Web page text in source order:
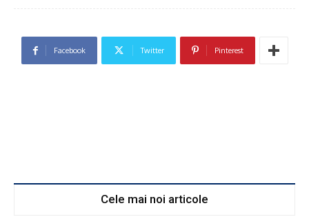
Facebook Twitter Pinterest
Cele mai noi articole